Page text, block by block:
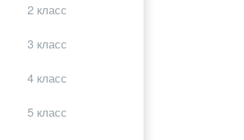
2 класс
3 класс
4 класс
5 класс